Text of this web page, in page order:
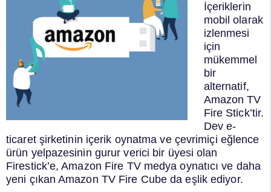
İçeriklerin
mobil olarak
izlenmesi
için
mükemmel
bir
alternatif,
Amazon TV
Fire Stick’tir.
Dev e-
ticaret şirketinin içerik oynatma ve çevrimiçi eğlence
ürün yelpazesinin gurur verici bir üyesi olan
Firestick’e, Amazon Fire TV medya oynatıcı ve daha
yeni çıkan Amazon TV Fire Cube da eşlik ediyor.